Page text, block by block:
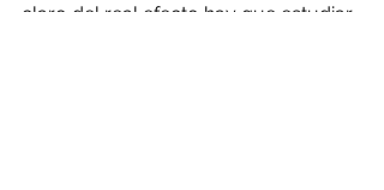
claro del real efecto hay que estudiar